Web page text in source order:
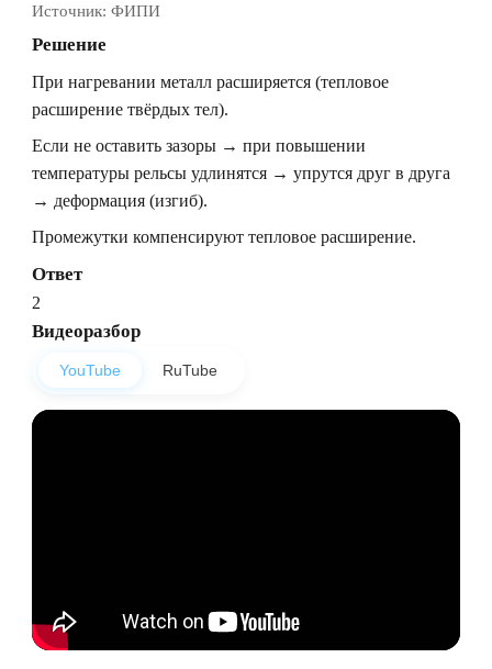
Источник: ФИПИ
Решение
При нагревании металл расширяется (тепловое
расширение твёрдых тел).
Если не оставить зазоры → при повышении
температуры рельсы удлинятся → упрутся друг в друга
→ деформация (изгиб).
Промежутки компенсируют тепловое расширение.
Ответ
2
Видеоразбор
YouTube RuTube